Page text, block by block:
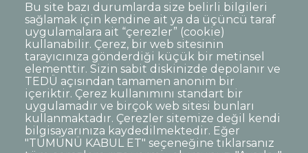
öğrencinin yetki verdiği kişiye verilebilir.
Bu site bazı durumlarda size belirli bilgileri
sağlamak için kendine ait ya da üçüncü taraf
uygulamalara ait “çerezler” (cookie)
kullanabilir. Çerez, bir web sitesinin
tarayıcınıza gönderdiği küçük bir metinsel
elementtir. Sizin sabit diskinizde depolanır ve
TEDÜ açısından tamamen anonim bir
içeriktir. Çerez kullanımını standart bir
uygulamadır ve birçok web sitesi bunları
kullanmaktadır. Çerezler sitemize değil kendi
bilgisayarınıza kaydedilmektedir. Eğer
"TÜMÜNÜ KABUL ET" seçeneğine tıklarsanız
Dipnot
Sıkça Sorulan Sorular
Kişisel Verilerin Korunması
Gizlilik Politikası
Sorumluluk Reddi
Açık Rıza
Kurumsal Kimlik